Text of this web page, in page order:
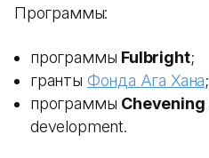
Программы:
программы Fulbright;
гранты Фонда Ага Хана;
программы Chevening
development.